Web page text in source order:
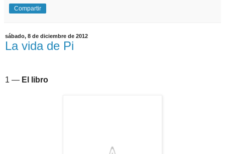
Compartir
sábado, 8 de diciembre de 2012
La vida de Pi
1 — El libro